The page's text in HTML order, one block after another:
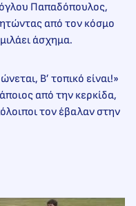
Παπαδόπουλος,
από τον κόσμο
άσχημα.
Β’ τοπικό είναι!»
από την κερκίδα,
τον έβαλαν στην